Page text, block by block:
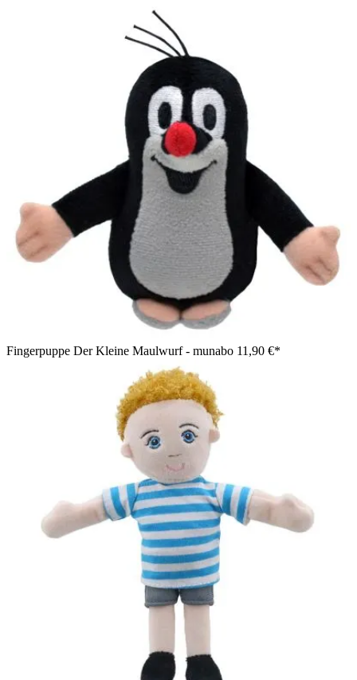
Fingerpuppe Der Kleine Maulwurf - munabo 11,90 €*